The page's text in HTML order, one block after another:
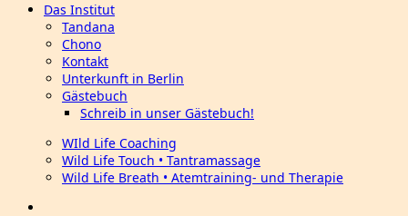
Das Institut
Tandana
Chono
Kontakt
Unterkunft in Berlin
Gästebuch
Schreib in unser Gästebuch!
WIld Life Coaching
Wild Life Touch • Tantramassage
Wild Life Breath • Atemtraining- und Therapie